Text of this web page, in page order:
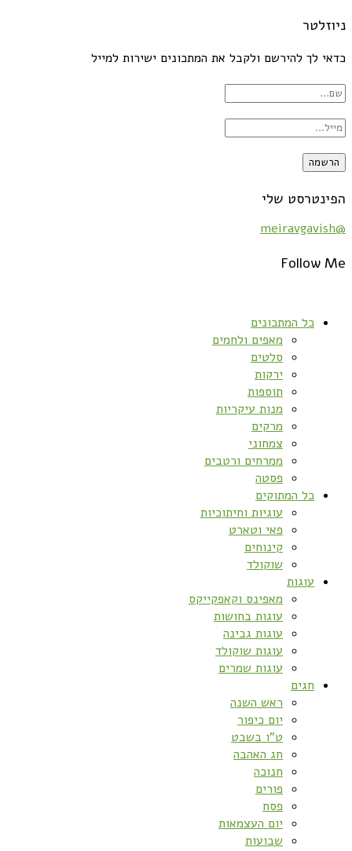
ניוזלטר
כדאי לך להירשם ולקבל את המתכונים ישירות למייל
הפינטרסט שלי
@meiravgavish
Follow Me
כל המתכונים
מאפים ולחמים
סלטים
ירקות
תוספות
מנות עיקריות
מרקים
צמחוני
ממרחים ורטבים
פסטה
כל המתוקים
עוגיות וחיתוכיות
פאי וטארט
קינוחים
שוקולד
עוגות
מאפינס וקאפקייקס
עוגות בחושות
עוגות גבינה
עוגות שוקולד
עוגות שמרים
חגים
ראש השנה
יום כיפור
ט”ו בשבט
חג האהבה
חנוכה
פורים
פסח
יום העצמאות
שבועות